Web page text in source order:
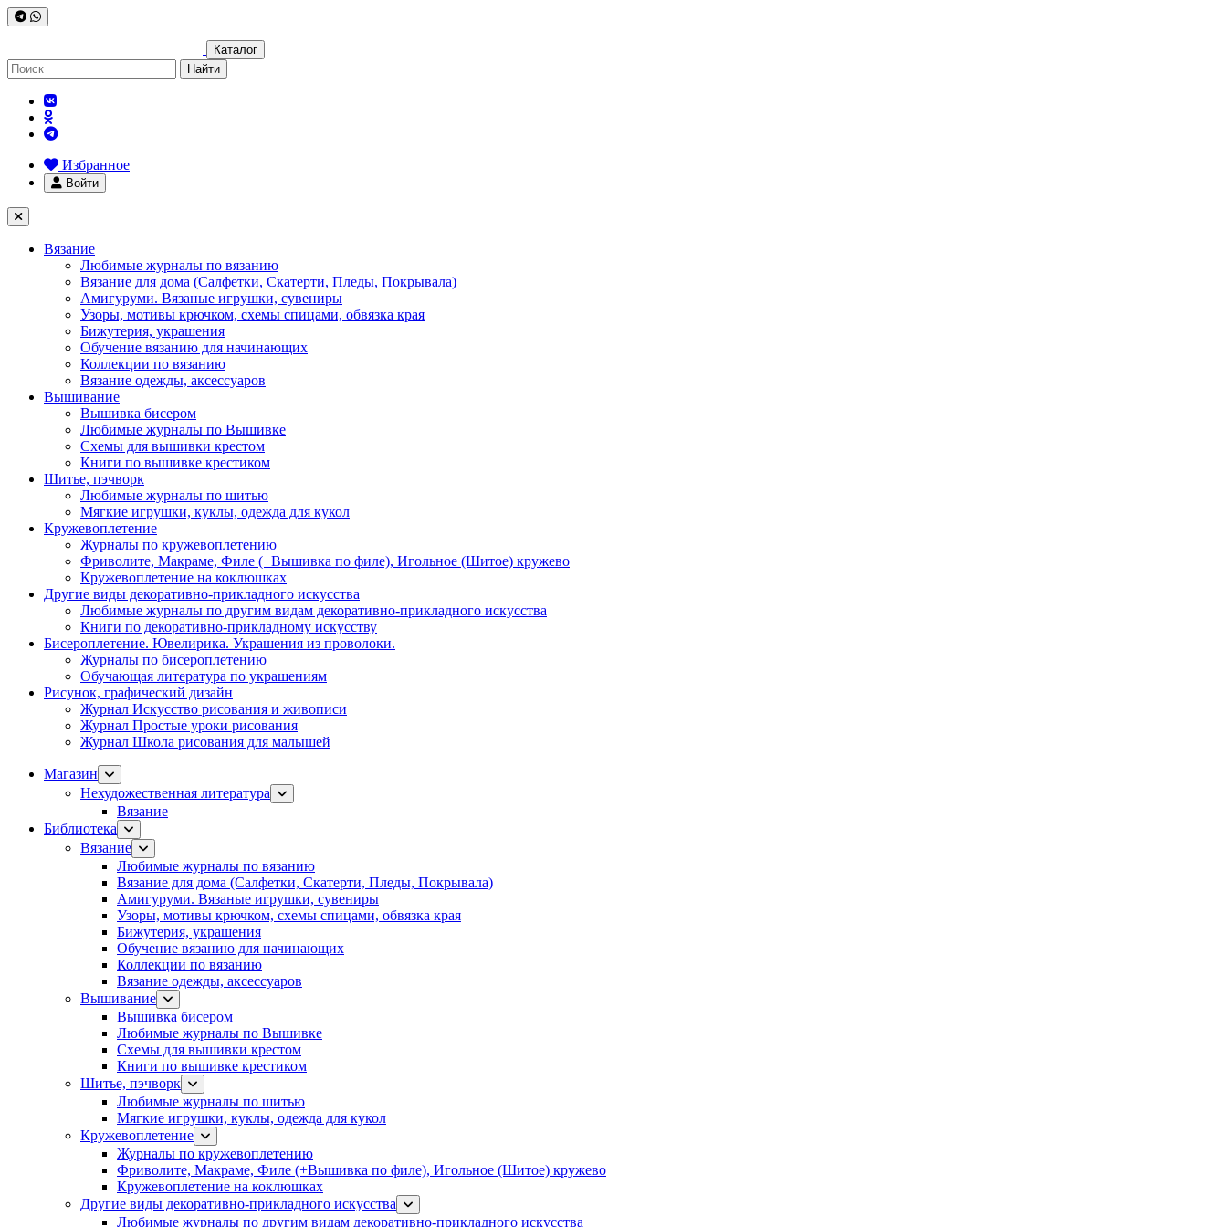
Каталог
Найти
Избранное
Войти
Вязание
Любимые журналы по вязанию
Вязание для дома (Салфетки, Скатерти, Пледы, Покрывала)
Амигуруми. Вязаные игрушки, сувениры
Узоры, мотивы крючком, схемы спицами, обвязка края
Бижутерия, украшения
Обучение вязанию для начинающих
Коллекции по вязанию
Вязание одежды, аксессуаров
Вышивание
Вышивка бисером
Любимые журналы по Вышивке
Схемы для вышивки крестом
Книги по вышивке крестиком
Шитье, пэчворк
Любимые журналы по шитью
Мягкие игрушки, куклы, одежда для кукол
Кружевоплетение
Журналы по кружевоплетению
Фриволите, Макраме, Филе (+Вышивка по филе), Игольное (Шитое) кружево
Кружевоплетение на коклюшках
Другие виды декоративно-прикладного искусства
Любимые журналы по другим видам декоративно-прикладного искусства
Книги по декоративно-прикладному искусству
Бисероплетение. Ювелирика. Украшения из проволоки.
Журналы по бисероплетению
Обучающая литература по украшениям
Рисунок, графический дизайн
Журнал Искусство рисования и живописи
Журнал Простые уроки рисования
Журнал Школа рисования для малышей
Магазин
Нехудожественная литература
Вязание
Библиотека
Вязание
Любимые журналы по вязанию
Вязание для дома (Салфетки, Скатерти, Пледы, Покрывала)
Амигуруми. Вязаные игрушки, сувениры
Узоры, мотивы крючком, схемы спицами, обвязка края
Бижутерия, украшения
Обучение вязанию для начинающих
Коллекции по вязанию
Вязание одежды, аксессуаров
Вышивание
Вышивка бисером
Любимые журналы по Вышивке
Схемы для вышивки крестом
Книги по вышивке крестиком
Шитье, пэчворк
Любимые журналы по шитью
Мягкие игрушки, куклы, одежда для кукол
Кружевоплетение
Журналы по кружевоплетению
Фриволите, Макраме, Филе (+Вышивка по филе), Игольное (Шитое) кружево
Кружевоплетение на коклюшках
Другие виды декоративно-прикладного искусства
Любимые журналы по другим видам декоративно-прикладного искусства